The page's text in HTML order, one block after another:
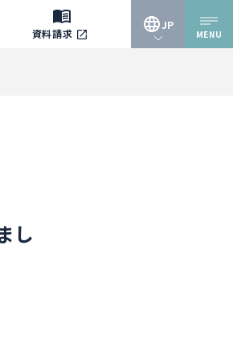
資料請求
JP
MENU
し